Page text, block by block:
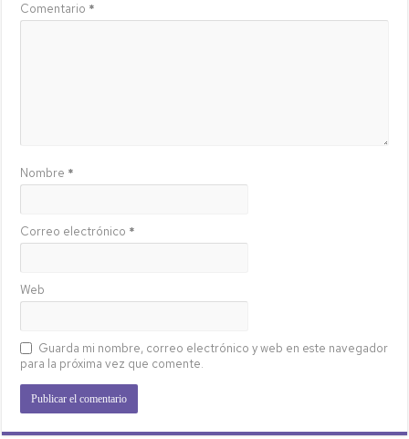
Comentario *
Nombre *
Correo electrónico *
Web
Guarda mi nombre, correo electrónico y web en este navegador
para la próxima vez que comente.